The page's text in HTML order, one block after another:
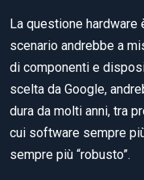
La questione hardware
scenario andrebbe a
di componenti e
scelta da Google,
dura da molti anni, tra
cui software sempre
sempre più “robusto”.